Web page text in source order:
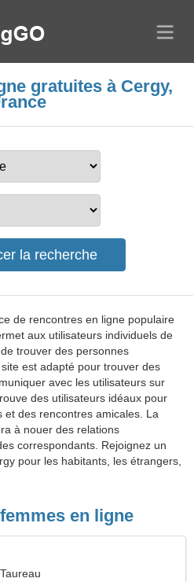
gratuites à Cergy,
de rencontres en ligne populaire
aux utilisateurs individuels de
trouver des personnes
est adapté pour trouver des
avec les utilisateurs sur
des utilisateurs idéaux pour
des rencontres amicales. La
à nouer des relations
correspondants. Rejoignez un
pour les habitants, les étrangers,
en ligne